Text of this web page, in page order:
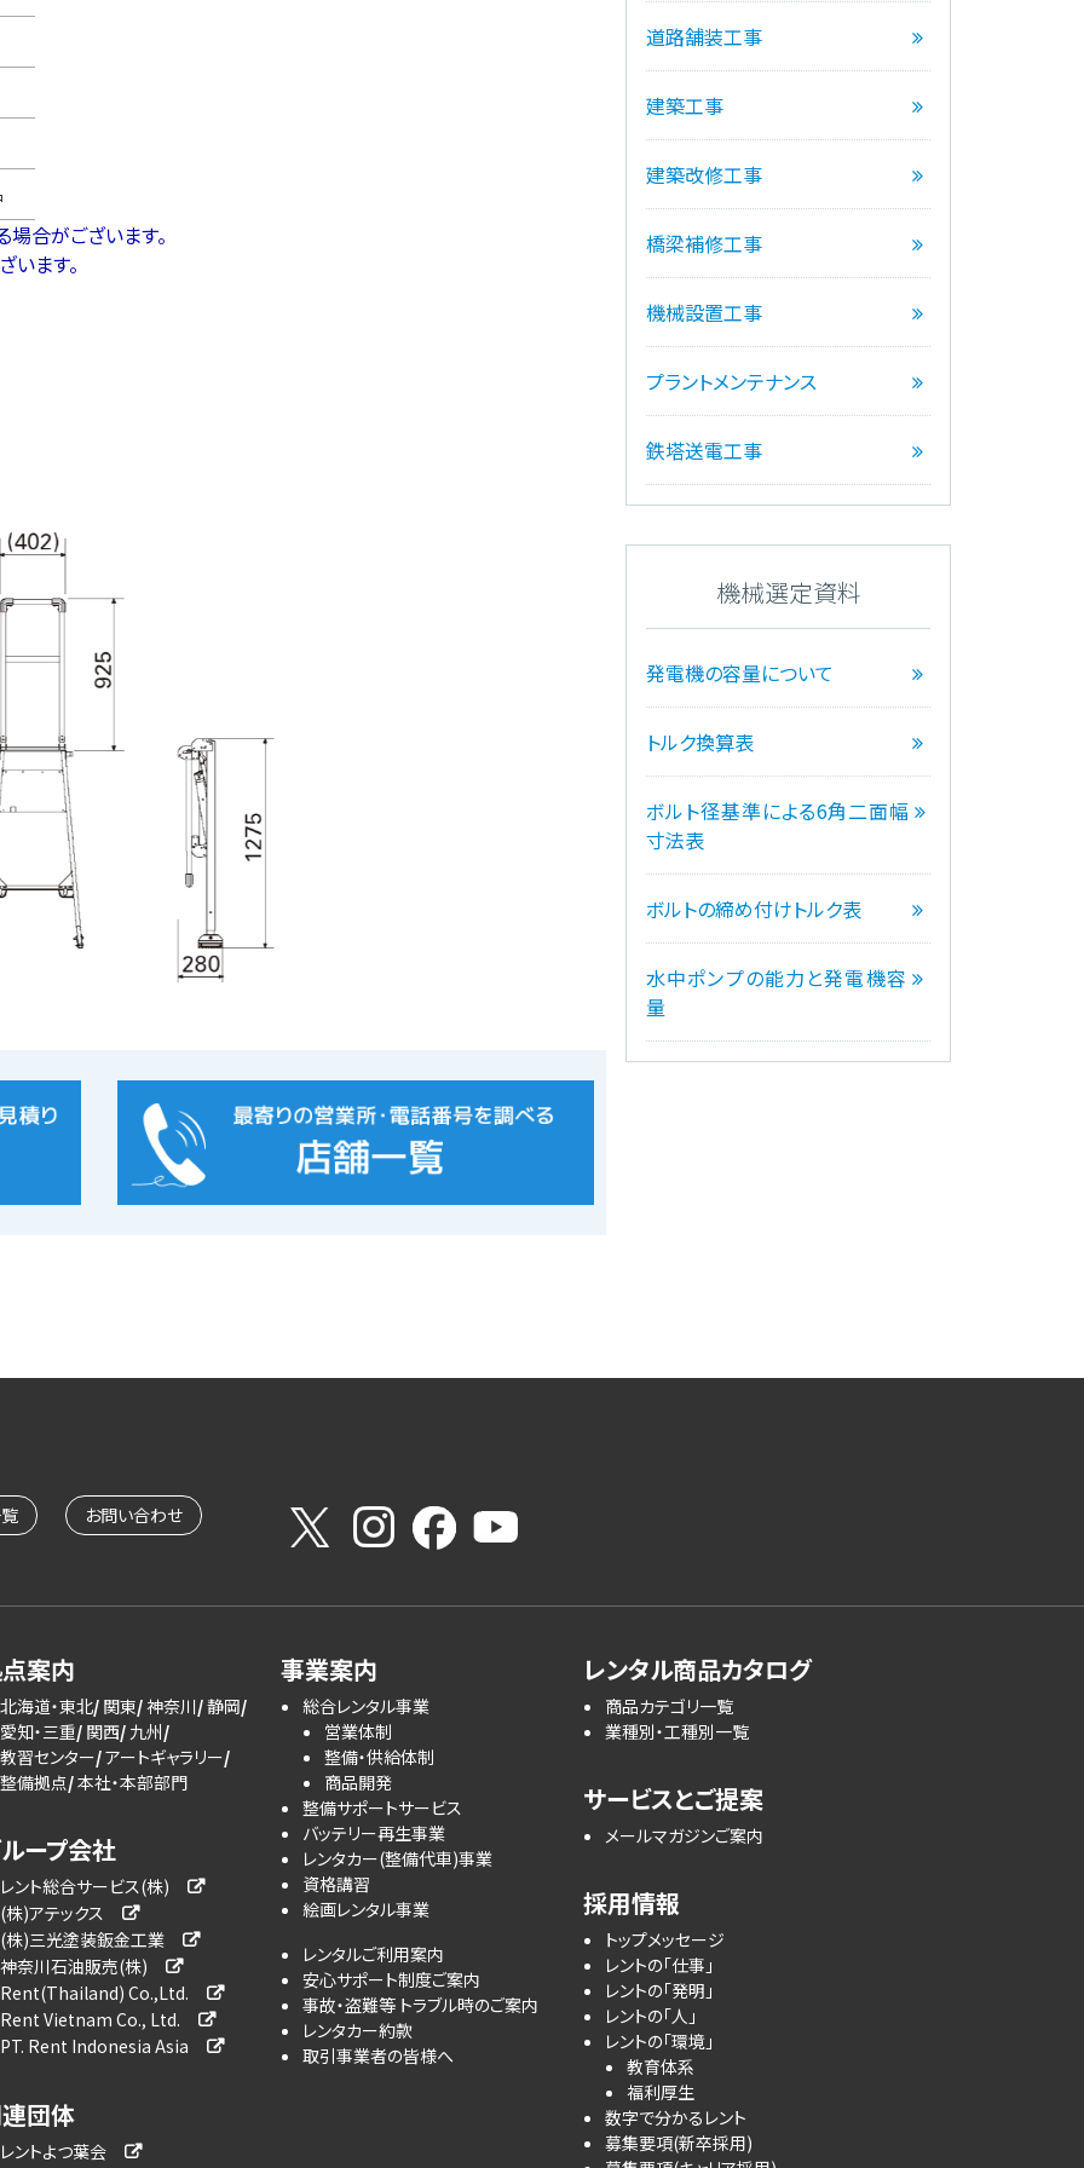
合がございます。
います。
道路舗装工事
建築工事
建築改修工事
橋梁補修工事
機械設置工事
プラントメンテナンス
鉄塔送電工事
機械選定資料
発電機の容量について
トルク換算表
ボルト径基準による6角二面幅
寸法表
ボルトの締め付けトルク表
水中ポンプの能力と発電機容
量
お問い合わせ
案内
北海道・東北 関東 神奈川 静岡
愛知・三重 関西 九州
教習センター アートギャラリー
整備拠点 本社・本部部門
ープ会社
レント総合サービス(株)
(株)アテックス
(株)三光塗装鈑金工業
神奈川石油販売(株)
Rent(Thailand) Co.,Ltd.
Rent Vietnam Co., Ltd.
PT. Rent Indonesia Asia
団体
レントよつ葉会
事業案内
総合レンタル事業
営業体制
整備・供給体制
商品開発
整備サポートサービス
バッテリー再生事業
レンタカー(整備代車)事業
資格講習
絵画レンタル事業
レンタルご利用案内
安心サポート制度ご案内
事故・盗難等 トラブル時のご案内
レンタカー約款
取引事業者の皆様へ
レンタル商品カタログ
商品カテゴリ一覧
業種別・工種別一覧
サービスとご提案
メールマガジンご案内
採用情報
トップメッセージ
レントの「仕事」
レントの「発明」
レントの「人」
レントの「環境」
教育体系
福利厚生
数字で分かるレント
募集要項(新卒採用)